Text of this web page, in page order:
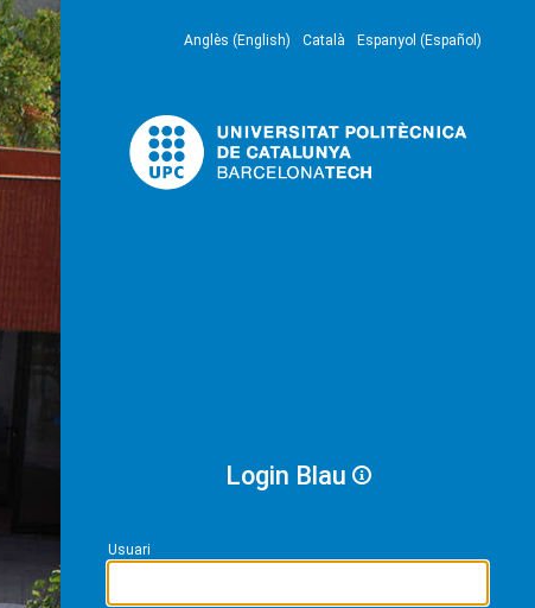
Anglès (English) Català Espanyol (Español)
Login Blau
Usuari